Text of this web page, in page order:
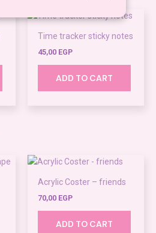
Time tracker sticky notes
45,00 EGP
ADD TO CART
Acrylic Coster – friends
70,00 EGP
ADD TO CART